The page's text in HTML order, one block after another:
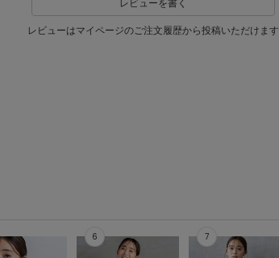
レビューを書く
レビューはマイページのご注文履歴から投稿いただけます